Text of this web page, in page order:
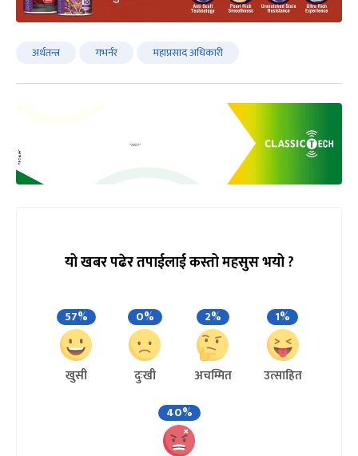
अर्थतन्त्र गभर्नर महाप्रसाद अधिकारी
यो खबर पढेर तपाईलाई कस्तो महसुस भयो ?
57%
खुसी
0%
दुःखी
2%
अचम्मित
1%
उत्साहित
40%